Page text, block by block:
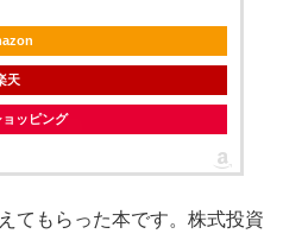
天
ッピング
てもらった本です。株式投資